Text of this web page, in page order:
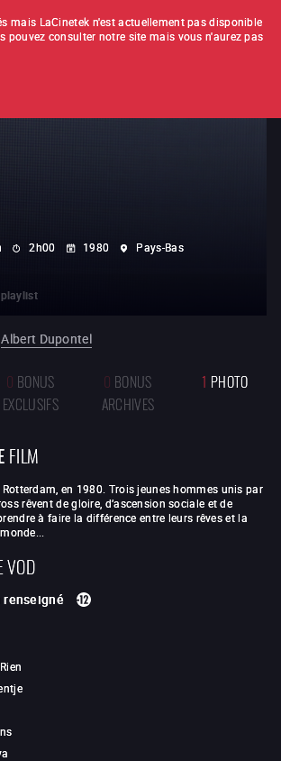
ABONNEMENT
2h00 1980 Pays-Bas
Albert Dupontel
0 BONUS
EXCLUSIFS
0 BONUS
ARCHIVES
1 PHOTO
FILM
en 1980. Trois jeunes hommes unis par
rêvent de gloire, d’ascension sociale et de
à faire la différence entre leurs rêves et la
VOD
renseigné
Rien
mais LaCinetek n'est actuellement pas disponible
pouvez consulter notre site mais vous n'aurez pas